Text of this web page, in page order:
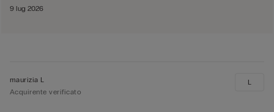
9 lug 2026
maurizia L
Acquirente verificato
L